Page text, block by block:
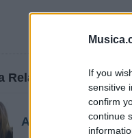
If you
sensitive
confirm
continue
Relacionada
Avril Lavigne